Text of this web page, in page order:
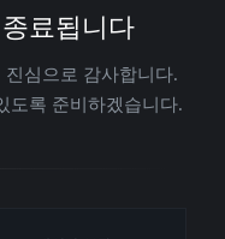
료됩니다
심으로 감사합니다.
도록 준비하겠습니다.